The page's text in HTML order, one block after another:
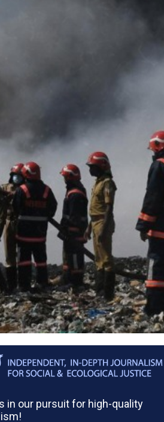
in our pursuit for high-quality